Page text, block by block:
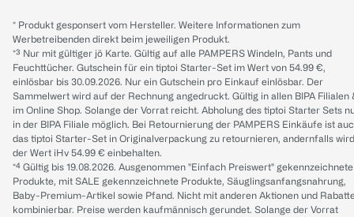
* Produkt gesponsert vom Hersteller. Weitere Informationen zum
Werbetreibenden direkt beim jeweiligen Produkt.
*³ Nur mit gültiger jö Karte. Gültig auf alle PAMPERS Windeln, Pants und
Feuchttücher. Gutschein für ein tiptoi Starter-Set im Wert von 54.99 €,
einlösbar bis 30.09.2026. Nur ein Gutschein pro Einkauf einlösbar. Der
Sammelwert wird auf der Rechnung angedruckt. Gültig in allen BIPA Filialen
im Online Shop. Solange der Vorrat reicht. Abholung des tiptoi Starter Sets
in der BIPA Filiale möglich. Bei Retournierung der PAMPERS Einkäufe ist
das tiptoi Starter-Set in Originalverpackung zu retournieren, andernfalls wird
der Wert iHv 54.99 € einbehalten.
*⁴ Gültig bis 19.08.2026. Ausgenommen "Einfach Preiswert" gekennzeichnete
Produkte, mit SALE gekennzeichnete Produkte, Säuglingsanfangsnahrung,
Baby-Premium-Artikel sowie Pfand. Nicht mit anderen Aktionen und
kombinierbar. Preise werden kaufmännisch gerundet. Solange der Vorrat